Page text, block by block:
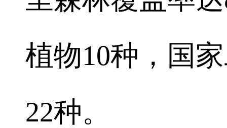
植物10种，国
22种。